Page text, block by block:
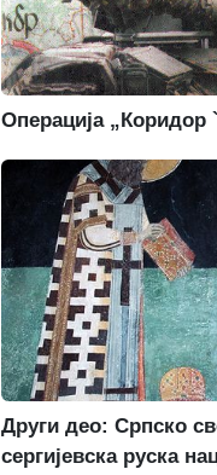
Операција „Коридор
Други део: Српско
сергијевска руска